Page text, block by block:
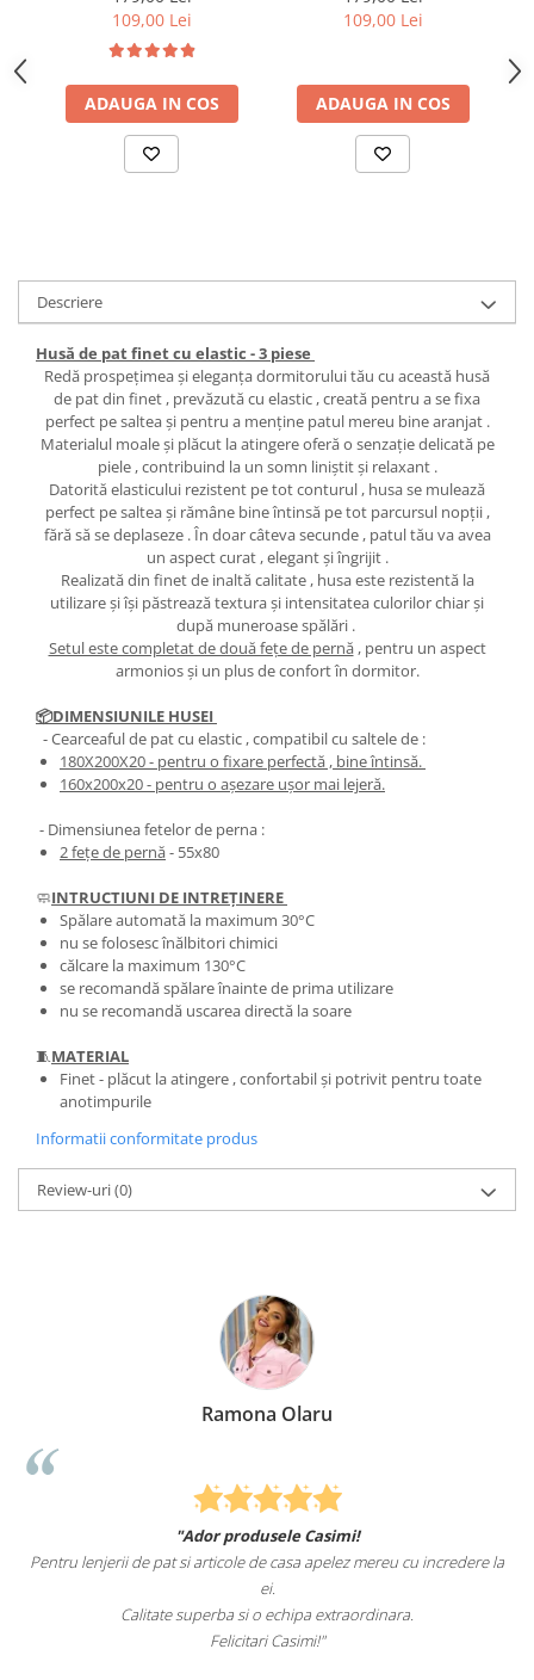
109,00 Lei
ADAUGA IN COS
109,00 Lei
ADAUGA IN COS
Descriere
Husă de pat finet cu elastic - 3 piese
Redă prospețimea și eleganța dormitorului tău cu această husă
de pat din finet , prevăzută cu elastic , creată pentru a se fixa
perfect pe saltea și pentru a menține patul mereu bine aranjat .
Materialul moale și plăcut la atingere oferă o senzație delicată pe
piele , contribuind la un somn liniștit și relaxant .
Datorită elasticului rezistent pe tot conturul , husa se mulează
perfect pe saltea și rămâne bine întinsă pe tot parcursul nopții ,
fără să se deplaseze . În doar câteva secunde , patul tău va avea
un aspect curat , elegant și îngrijit .
Realizată din finet de inaltă calitate , husa este rezistentă la
utilizare și își păstrează textura și intensitatea culorilor chiar și
după muneroase spălări .
Setul este completat de două fețe de pernă, pentru un aspect
armonios și un plus de confort în dormitor.
📦DIMENSIUNILE HUSEI
- Cearceaful de pat cu elastic , compatibil cu saltele de :
180X200X20- pentru o fixare perfectă , bine întinsă.
​​​​160x200x20- pentru o așezare ușor mai lejeră.
- Dimensiunea fetelor de perna :
2 fețe de pernă- 55x80
🧼INTRUCTIUNI DE INTREȚINERE
Spălare automată la maximum 30°C
nu se folosesc înălbitori chimici
călcare la maximum 130°C
se recomandă spălare înainte de prima utilizare
nu se recomandă uscarea directă la soare
🧵MATERIAL
Finet - plăcut la atingere , confortabil și potrivit pentru toate
anotimpurile
Informatii conformitate produs
Review-uri(0)
Ramona Olaru
"Ador produsele Casimi!
Pentru lenjerii de pat si articole de casa apelez mereu cu incredere la
ei.
Calitate superba si o echipa extraordinara.
Felicitari Casimi!"